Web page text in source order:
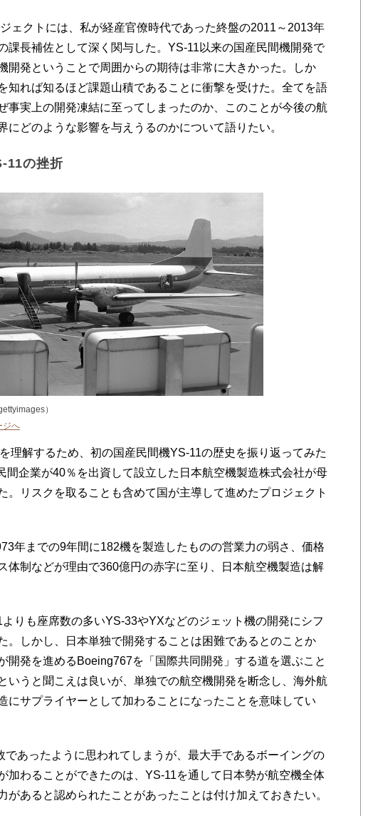
ェクトには、私が経産官僚時代であった終盤の2011～2013年
課長補佐として深く関与した。YS-11以来の国産民間機開発で
開発ということで周囲からの期待は非常に大きかった。しか
知れば知るほど課題山積であることに衝撃を受けた。全てを語
事実上の開発凍結に至ってしまったのか、このことが今後の航
にどのような影響を与えうるのかについて語りたい。
11の挫折
）
ジへ
理解するため、初の国産民間機YS-11の歴史を振り返ってみた
間企業が40％を出資して設立した日本航空機製造株式会社が母
。リスクを取ることも含めて国が主導して進めたプロジェクト
年までの9年間に182機を製造したものの営業力の弱さ、価格
体制などが理由で360億円の赤字に至り、日本航空機製造は解
りも座席数の多いYS-33やYXなどのジェット機の開発にシフ
。しかし、日本単独で開発することは困難であるとのことか
開発を進めるBoeing767を「国際共同開発」する道を選ぶこと
いうと聞こえは良いが、単独での航空機開発を断念し、海外航
にサプライヤーとして加わることになったことを意味してい
あったように思われてしまうが、最大手であるボーイングの
加わることができたのは、YS-11を通して日本勢が航空機全体
があると認められたことがあったことは付け加えておきたい。